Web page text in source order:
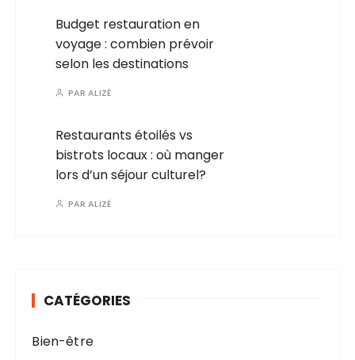
Budget restauration en
voyage : combien prévoir
selon les destinations
PARALIZÉ
Restaurants étoilés vs
bistrots locaux : où manger
lors d’un séjour culturel?
PARALIZÉ
CATÉGORIES
Bien-être